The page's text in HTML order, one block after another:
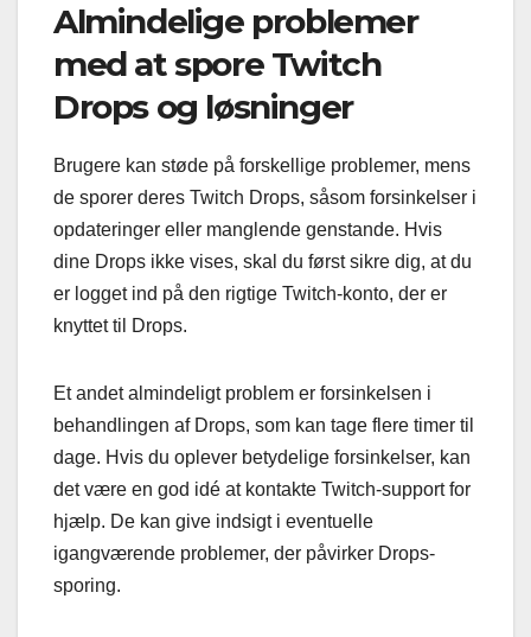
Almindelige problemer
med at spore Twitch
Drops og løsninger
Brugere kan støde på forskellige problemer, mens
de sporer deres Twitch Drops, såsom forsinkelser i
opdateringer eller manglende genstande. Hvis
dine Drops ikke vises, skal du først sikre dig, at du
er logget ind på den rigtige Twitch-konto, der er
knyttet til Drops.
Et andet almindeligt problem er forsinkelsen i
behandlingen af Drops, som kan tage flere timer til
dage. Hvis du oplever betydelige forsinkelser, kan
det være en god idé at kontakte Twitch-support for
hjælp. De kan give indsigt i eventuelle
igangværende problemer, der påvirker Drops-
sporing.